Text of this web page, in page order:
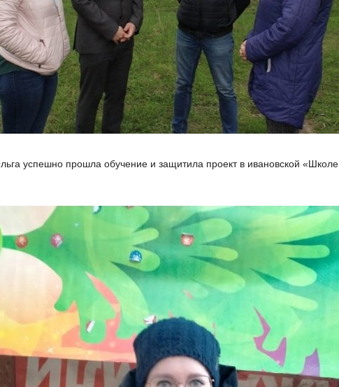
успешно прошла обучение и защитила проект в ивановской «Школе